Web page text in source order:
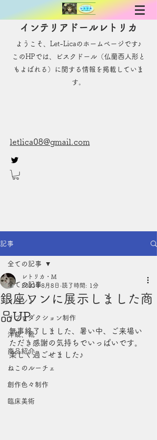
インテリアドールレトリカ
ようこそ、Let-Licaのホームページです♪
​このHPでは、ビスクドール（仏蘭西人形と
もよばれる）に関する情報を掲載していま
す。
letlica08@gmail.com
記事
全ての記事
イベント
リプロダクション制作
洋裁、靴
商品紹介
ねこのルーチェ
創作色々制作
臨床美術
全ての記事
銀座ワンに展示しました商
品UP
レトリカ・M
2023年8月8日 読了時間: 1分
無事終了しました、暑い中、ご来場い
ただき感謝の気持ちでいっぱいです。
楽しく過ごせました♪